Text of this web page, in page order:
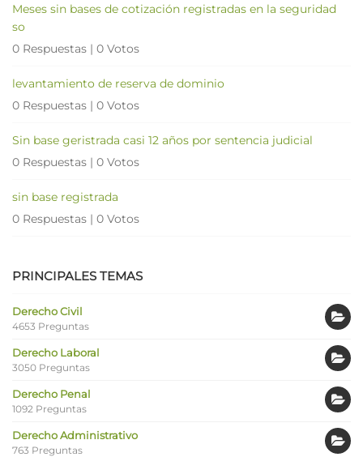
Meses sin bases de cotización registradas en la seguridad
so
0 Respuestas | 0 Votos
levantamiento de reserva de dominio
0 Respuestas | 0 Votos
Sin base geristrada casi 12 años por sentencia judicial
0 Respuestas | 0 Votos
sin base registrada
0 Respuestas | 0 Votos
PRINCIPALES TEMAS
Derecho Civil
4653 Preguntas
Derecho Laboral
3050 Preguntas
Derecho Penal
1092 Preguntas
Derecho Administrativo
763 Preguntas